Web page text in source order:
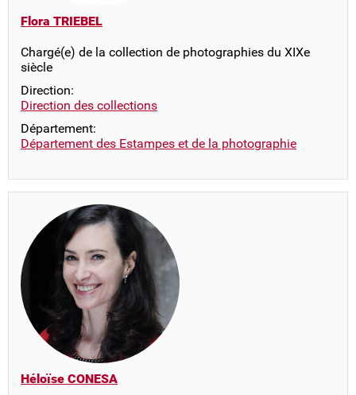
Flora TRIEBEL
Chargé(e) de la collection de photographies du XIXe
siècle
Direction:
Direction des collections
Département:
Département des Estampes et de la photographie
Héloïse CONESA